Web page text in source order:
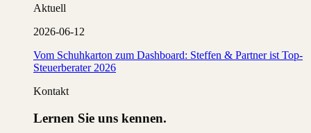
Aktuell
2026-06-12
Vom Schuhkarton zum Dashboard: Steffen & Partner ist Top-
Steuerberater 2026
Kontakt
Lernen Sie uns kennen.